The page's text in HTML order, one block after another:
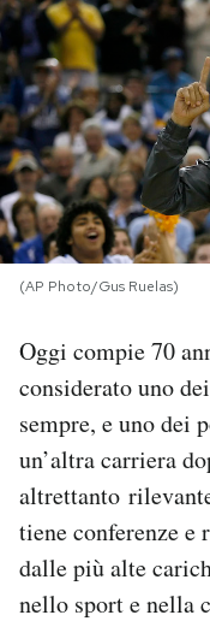
Economia
Sport
PODCAST
NEWSLETTER
SHOP
AREA PERSONALE
Area Personale
(AP Photo/Gus Ruelas)
Oggi compie 70
considerato uno
sempre, e uno dei
un’altra carriera
altrettanto
tiene conferenze e
dalle più alte
nello sport e nella